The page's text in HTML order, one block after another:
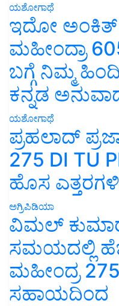
ಯಶೋಗಾಥೆ
ಇದೋ ಅಂಕಿತ್
ಮಹೀಂದ್ರಾ
ಬಗ್ಗೆ ನಿಮ್ಮ
ಕನ್ನಡ
ಯಶೋಗಾಥೆ
ಪ್ರಹಲಾದ್
275 DI TU
ಹೊಸ
ಅಗ್ರಿಪಿಡಿಯಾ
ವಿಮಲ್
ಸಮಯದಲ್ಲಿ
ಮಹೀಂದ್ರ
ಸಹಾಯದಿಂದ